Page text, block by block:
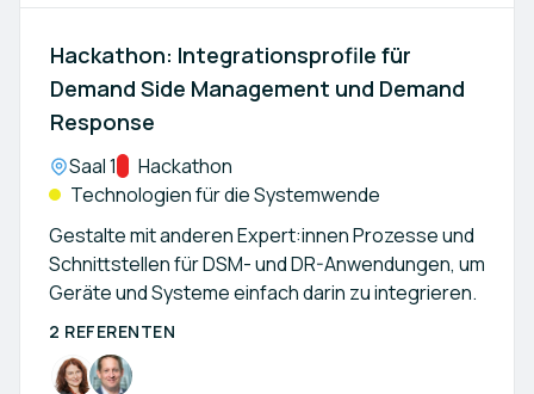
Hackathon: Integrationsprofile für
Demand Side Management und Demand
Response
Location:
Saal 1Kategorie:
Hackathon
Technologien für die Systemwende
Gestalte mit anderen Expert:innen Prozesse und
Schnittstellen für DSM- und DR-Anwendungen, um
Geräte und Systeme einfach darin zu integrieren.
2 REFERENTEN